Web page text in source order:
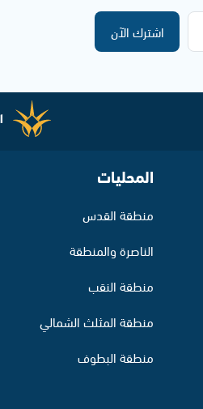
اشترك الآن
المحليات
منطقة القدس
الناصرة والمنطقة
منطقة النقب
منطقة المثلث الشمالي
منطقة البطوف